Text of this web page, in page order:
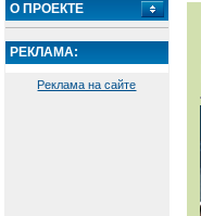
О ПРОЕКТЕ
РЕКЛАМА:
Реклама на сайте